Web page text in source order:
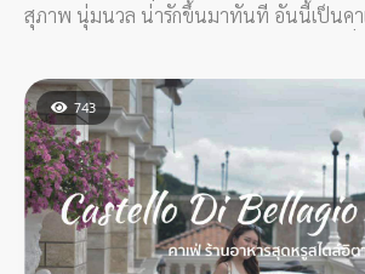
สุภาพ นุ่มนวล น่ารักขึ้นมาทันที อันนี้เป็นคา
จะต้องอื้ม นี่มันโฮมเมดจริงๆ ทำออกมาดีม
รสชาติ743